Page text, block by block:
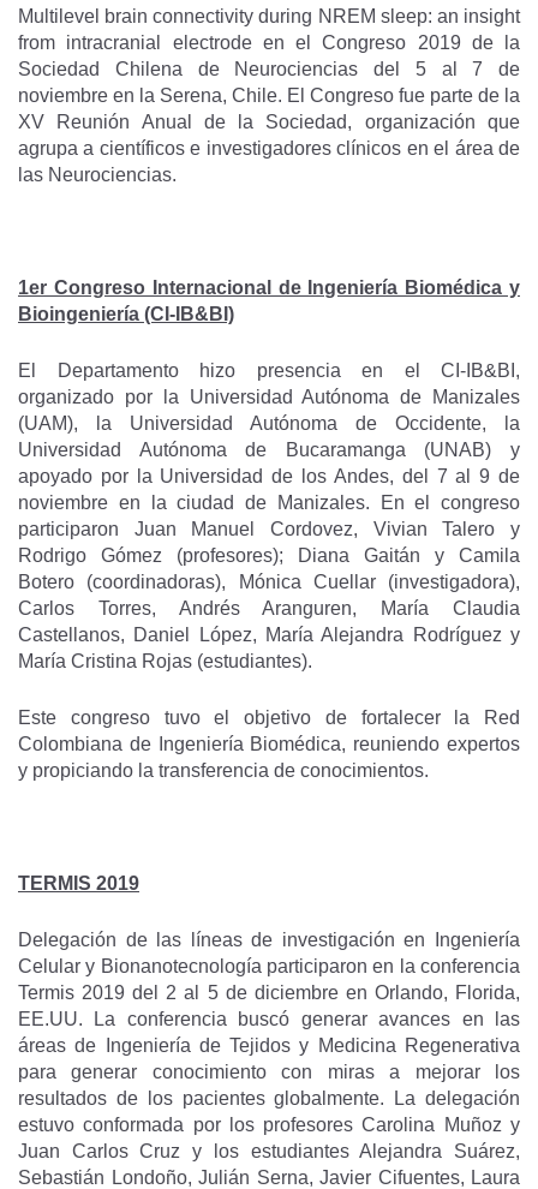
Multilevel brain connectivity during NREM sleep: an insight
from intracranial electrode en el Congreso 2019 de la
Sociedad Chilena de Neurociencias del 5 al 7 de
noviembre en la Serena, Chile. El Congreso fue parte de la
XV Reunión Anual de la Sociedad, organización que
agrupa a científicos e investigadores clínicos en el área de
las Neurociencias.
1er Congreso Internacional de Ingeniería Biomédica y
Bioingeniería (CI-IB&BI)
El Departamento hizo presencia en el CI-IB&BI,
organizado por la Universidad Autónoma de Manizales
(UAM), la Universidad Autónoma de Occidente, la
Universidad Autónoma de Bucaramanga (UNAB) y
apoyado por la Universidad de los Andes, del 7 al 9 de
noviembre en la ciudad de Manizales. En el congreso
participaron Juan Manuel Cordovez, Vivian Talero y
Rodrigo Gómez (profesores); Diana Gaitán y Camila
Botero (coordinadoras), Mónica Cuellar (investigadora),
Carlos Torres, Andrés Aranguren, María Claudia
Castellanos, Daniel López, María Alejandra Rodríguez y
María Cristina Rojas (estudiantes).
Este congreso tuvo el objetivo de fortalecer la Red
Colombiana de Ingeniería Biomédica, reuniendo expertos
y propiciando la transferencia de conocimientos.
TERMIS 2019
Delegación de las líneas de investigación en Ingeniería
Celular y Bionanotecnología participaron en la conferencia
Termis 2019 del 2 al 5 de diciembre en Orlando, Florida,
EE.UU. La conferencia buscó generar avances en las
áreas de Ingeniería de Tejidos y Medicina Regenerativa
para generar conocimiento con miras a mejorar los
resultados de los pacientes globalmente. La delegación
estuvo conformada por los profesores Carolina Muñoz y
Juan Carlos Cruz y los estudiantes Alejandra Suárez,
Sebastián Londoño, Julián Serna, Javier Cifuentes, Laura